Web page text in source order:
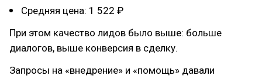
Средняя цена: 1 522 ₽
При этом качество лидов было выше: больше
диалогов, выше конверсия в сделку.
Запросы на «внедрение» и «помощь» давали